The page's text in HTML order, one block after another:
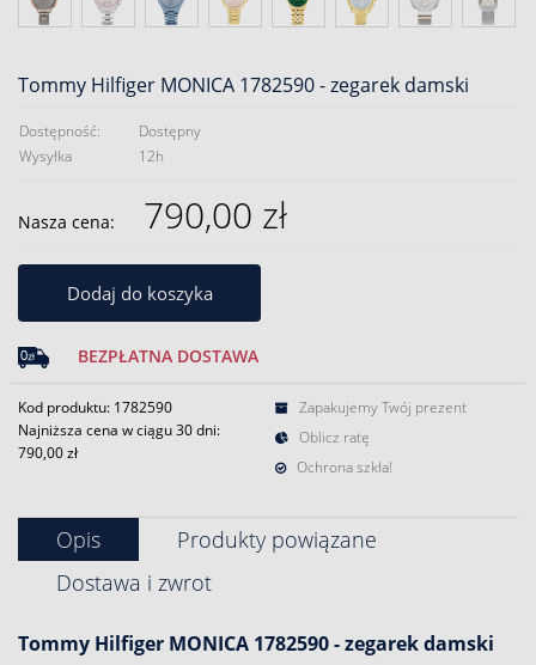
Tommy Hilfiger MONICA 1782590 - zegarek damski
Dostępność:
Dostępny
Wysyłka
12h
Nasza cena: 790,00 zł
Dodaj do koszyka
BEZPŁATNA DOSTAWA
Kod produktu: 1782590
Najniższa cena w ciągu 30 dni:
790,00 zł
Zapakujemy Twój prezent
Oblicz ratę
Ochrona szkła!
Opis
Produkty powiązane
Dostawa i zwrot
Tommy Hilfiger MONICA 1782590 -zegarekdamski